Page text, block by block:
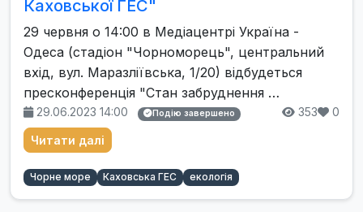
Каховської ГЕС"
29 червня о 14:00 в Медіацентрі Україна -
Одеса (стадіон "Чорноморець", центральний
вхід, вул. Маразліївська, 1/20) відбудеться
пресконференція "Стан забруднення …
29.06.2023 14:00 Подію завершено 353 0
Читати далі
Чорне море Каховська ГЕС екологія